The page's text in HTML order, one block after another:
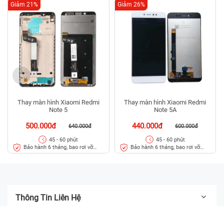
Thay màn hình Xiaomi Redmi
Note 5
500.000đ 640.000đ
Giảm 21%
45 - 60 phút
Bảo hành 6 tháng, bao rơi vỡ
kính
Thay màn hình Xiaomi Redmi
Note 5A
440.000đ 600.000đ
Giảm 26%
45 - 60 phút
Bảo hành 6 tháng, bao rơi vỡ
kính
Thông Tin Liên Hệ